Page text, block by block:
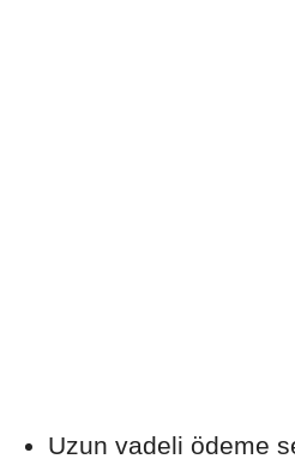
Uzun vadeli ödeme